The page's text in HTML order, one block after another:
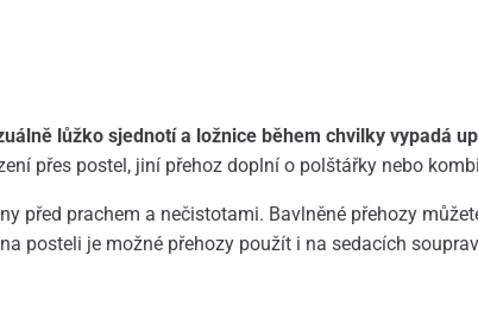
lůžko sjednotí a ložnice během chvilky vypadá
přes postel, jiní přehoz doplní o polštářky nebo
před prachem a nečistotami. Bavlněné přehozy
posteli je možné přehozy použít i na sedacích